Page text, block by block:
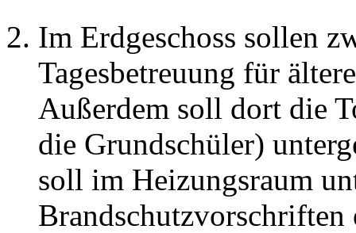
Im Erdgeschoss sollen
Tagesbetreuung für
Außerdem soll dort die
die Grundschüler)
soll im Heizungsraum
Brandschutzvorschriften